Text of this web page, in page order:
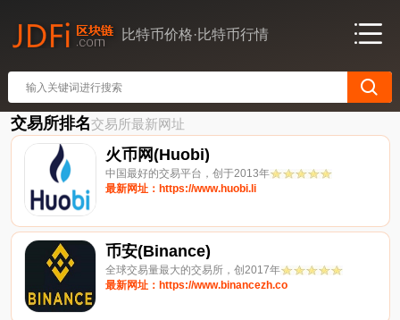
比特币价格·比特币行情
交易所排名交易所最新网址
火币网(Huobi)
中国最好的交易平台，创于2013年
最新网址：https://www.huobi.li
币安(Binance)
全球交易量最大的交易所，创2017年
最新网址：https://www.binancezh.co